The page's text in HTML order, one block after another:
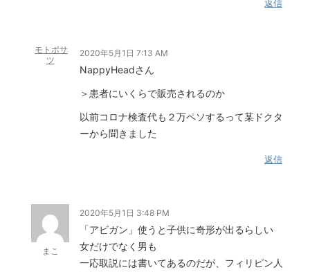
返信
モトボサ
ツ
2020年5月1日 7:13 AM
NappyHeadさん
＞患者にいくらで販売されるのか
以前コロナ検査代も２万ペソするって某ドクタ
ーから聞きました
返信
まこ
2020年5月1日 3:48 PM
「アビガン」使うと子供に奇形が出るらしい
女だけでなく男も
一応取説には書いてあるのだが、フィリピン人